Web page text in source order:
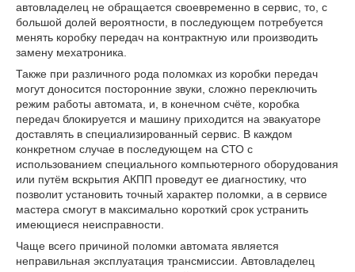
автовладелец не обращается своевременно в сервис, то, с
большой долей вероятности, в последующем потребуется
менять коробку передач на контрактную или производить
замену мехатроника.
Также при различного рода поломках из коробки передач
могут доносится посторонние звуки, сложно переключить
режим работы автомата, и, в конечном счёте, коробка
передач блокируется и машину приходится на эвакуаторе
доставлять в специализированный сервис. В каждом
конкретном случае в последующем на СТО с
использованием специального компьютерного оборудования
или путём вскрытия АКПП проведут ее диагностику, что
позволит установить точный характер поломки, а в сервисе
мастера смогут в максимально короткий срок устранить
имеющиеся неисправности.
Чаще всего причиной поломки автомата является
неправильная эксплуатация трансмиссии. Автовладелец